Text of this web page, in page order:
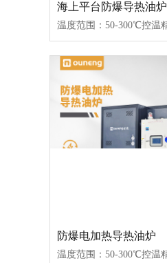
海上平台防爆导热油炉
防爆电加热导热油炉